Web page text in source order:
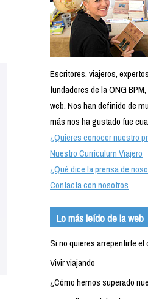
Escritores, viajeros,
fundadores de la ONG
web. Nos han definido de
más nos ha gustado fue
¿Quieres conocer nuestro
Nuestro Currículum Viajero
¿Qué dice la prensa de
Contacta con nosotros
Lo más leído de la web
Si no quieres arrepentirte
Vivir viajando
¿Cómo hemos superado